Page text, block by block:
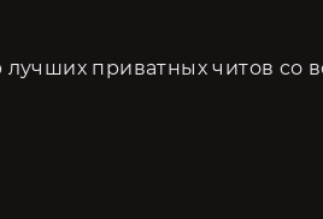
лучших приватных читов cо